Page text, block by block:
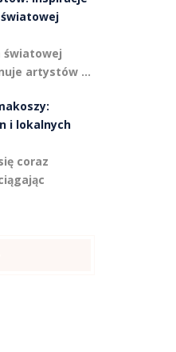
światowej
artystów …
i lokalnych
coraz